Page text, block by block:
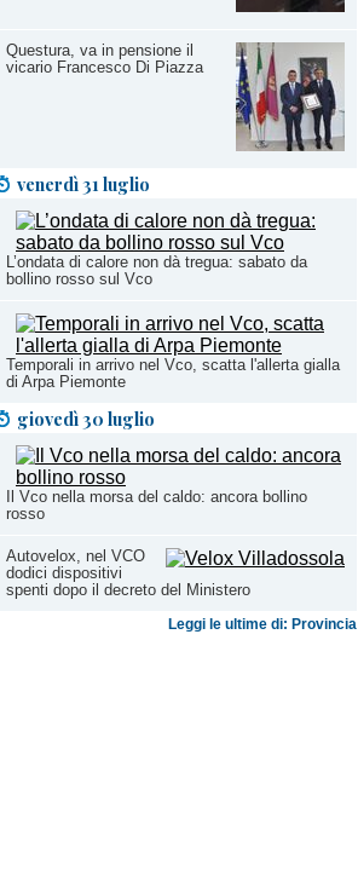
Questura, va in pensione il
vicario Francesco Di Piazza
venerdì 31 luglio
L’ondata di calore non dà tregua: sabato da
bollino rosso sul Vco
Temporali in arrivo nel Vco, scatta l'allerta gialla
di Arpa Piemonte
giovedì 30 luglio
Il Vco nella morsa del caldo: ancora bollino
rosso
Autovelox, nel VCO
dodici dispositivi
spenti dopo il decreto del Ministero
Leggi le ultime di: Provincia